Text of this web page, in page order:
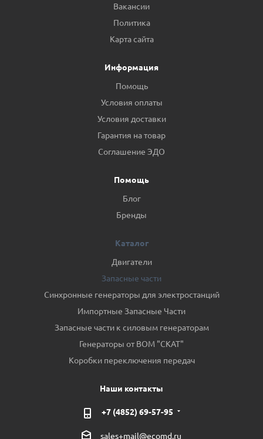
Вакансии
Политика
Карта сайта
Информация
Помощь
Условия оплаты
Условия доставки
Гарантия на товар
Соглашение ЭДО
Помощь
Блог
Бренды
Каталог
Двигатели
Запасные части
Синхронные генераторы для электростанций
Импортные Запасные Части
Запасные части к силовым генераторам
Генераторы от ВОМ "СКАТ"
Коробки переключения передач
Наши контакты
+7 (4852) 69-57-95
sales+mail@ecomd.ru